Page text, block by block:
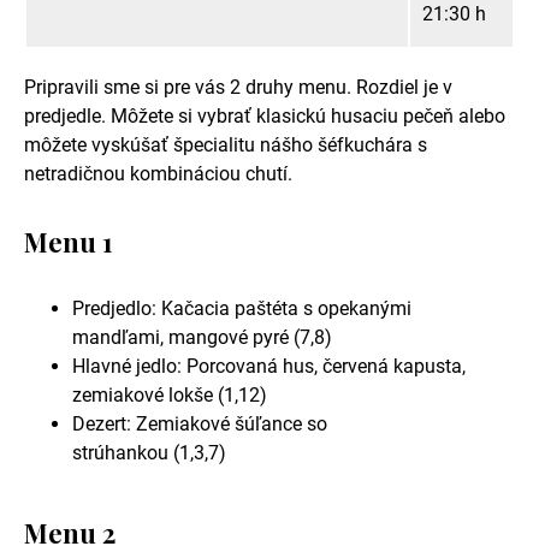
21:30 h
Pripravili sme si pre vás 2 druhy menu. Rozdiel je v
predjedle. Môžete si vybrať klasickú husaciu pečeň alebo
môžete vyskúšať špecialitu nášho šéfkuchára s
netradičnou kombináciou chutí.
Menu 1
Predjedlo: Kačacia paštéta s opekanými
mandľami, mangové pyré (7,8)
Hlavné jedlo: Porcovaná hus, červená kapusta,
zemiakové lokše (1,12)
Dezert: Zemiakové šúľance so
strúhankou (1,3,7)
Menu 2